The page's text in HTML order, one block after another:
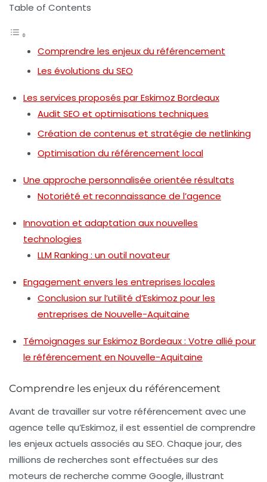
Table of Contents
Comprendre les enjeux du référencement
Les évolutions du SEO
Les services proposés par Eskimoz Bordeaux
Audit SEO et optimisations techniques
Création de contenus et stratégie de netlinking
Optimisation du référencement local
Une approche personnalisée orientée résultats
Notoriété et reconnaissance de l’agence
Innovation et adaptation aux nouvelles
technologies
LLM Ranking : un outil novateur
Engagement envers les entreprises locales
Conclusion sur l’utilité d’Eskimoz pour les
entreprises de Nouvelle-Aquitaine
Témoignages sur Eskimoz Bordeaux : Votre allié pour
le référencement en Nouvelle-Aquitaine
Comprendre les enjeux du référencement
Avant de travailler sur votre référencement avec une
agence telle qu’Eskimoz, il est essentiel de comprendre
les enjeux actuels associés au SEO. Chaque jour, des
millions de recherches sont effectuées sur des
moteurs de recherche comme Google, illustrant